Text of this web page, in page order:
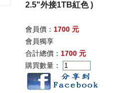
2.5"外接1TB紅色 )
會員價： 1700 元
會員獨享
合計總價： 1700 元
購買數量：